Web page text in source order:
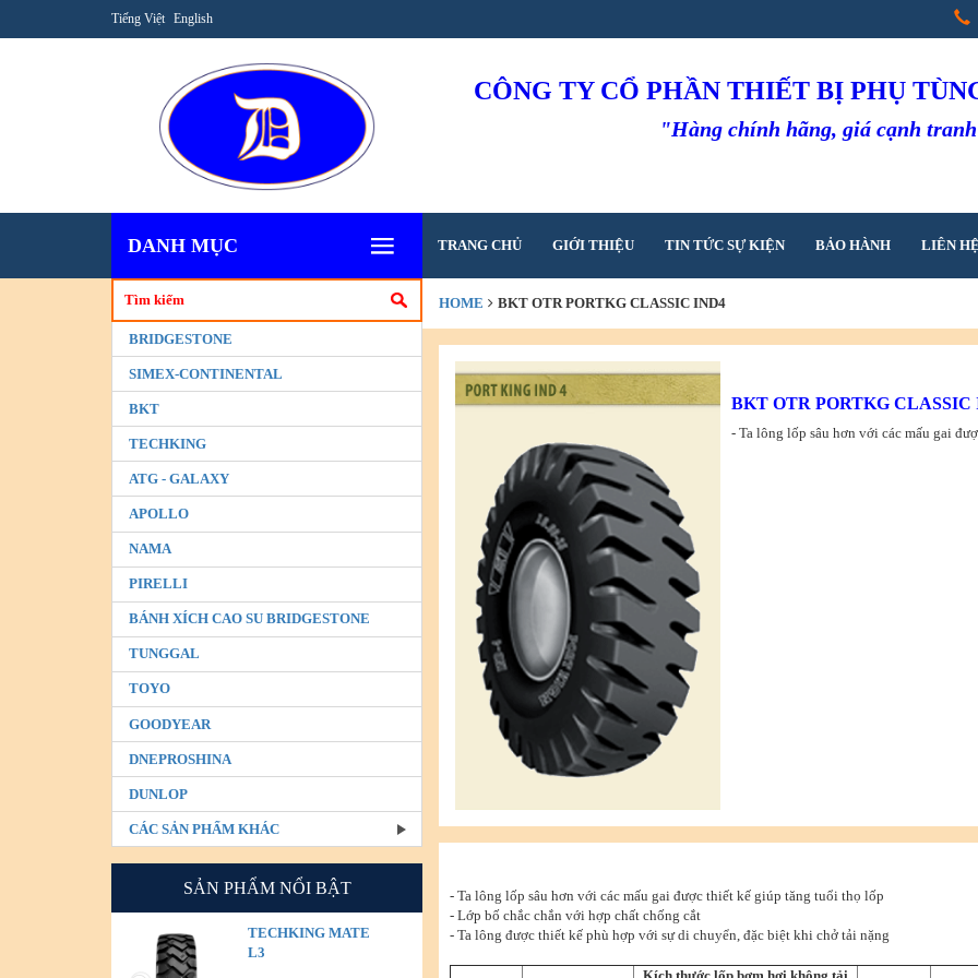
Tiếng Việt English
CÔNG TY CỔ PHẦN THIẾT BỊ PHỤ
"Hàng chính hãng, giá cạnh
DANH MỤC TRANG CHỦ GIỚI THIỆU TIN TỨC SỰ KIỆN BẢO HÀNH LIÊN HỆ
BRIDGESTONE
SIMEX-CONTINENTAL
BKT
TECHKING
ATG - GALAXY
APOLLO
NAMA
PIRELLI
BÁNH XÍCH CAO SU BRIDGESTONE
TUNGGAL
TOYO
GOODYEAR
DNEPROSHINA
DUNLOP
CÁC SẢN PHẨM KHÁC
SẢN PHẨM NỔI BẬT
TECHKING MATE
L3
HOME BKT OTR PORTKG CLASSIC IND4
BKT OTR PORTKG CLASSIC
- Ta lông lốp sâu hơn với các mấu gai
- Ta lông lốp sâu hơn với các mấu gai được thiết kế giúp tăng tuổi thọ lốp
- Lớp bố chắc chắn với hợp chất chống cắt
- Ta lông được thiết kế phù hợp với sự di chuyển, đặc biệt khi chở tải nặng